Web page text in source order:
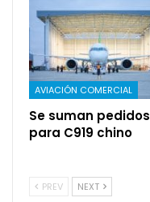
AVIACIÓN COMERCIAL
Se suman pedidos
para C919 chino
PREV NEXT